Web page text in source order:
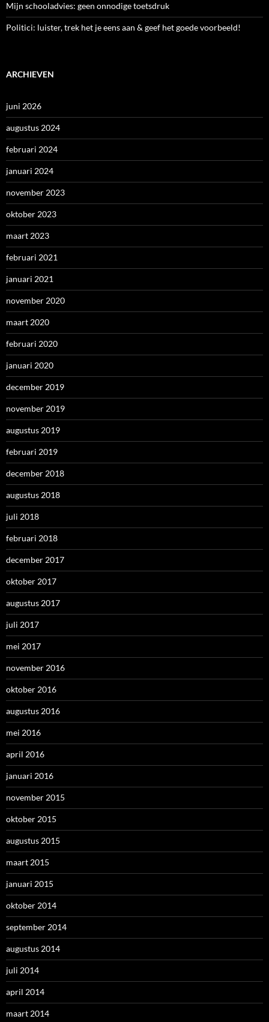
Mijn schooladvies: geen onnodige toetsdruk
Politici: luister, trek het je eens aan & geef het goede voorbeeld!
ARCHIEVEN
juni 2026
augustus 2024
februari 2024
januari 2024
november 2023
oktober 2023
maart 2023
februari 2021
januari 2021
november 2020
maart 2020
februari 2020
januari 2020
december 2019
november 2019
augustus 2019
februari 2019
december 2018
augustus 2018
juli 2018
februari 2018
december 2017
oktober 2017
augustus 2017
juli 2017
mei 2017
november 2016
oktober 2016
augustus 2016
mei 2016
april 2016
januari 2016
november 2015
oktober 2015
augustus 2015
maart 2015
januari 2015
oktober 2014
september 2014
augustus 2014
juli 2014
april 2014
maart 2014